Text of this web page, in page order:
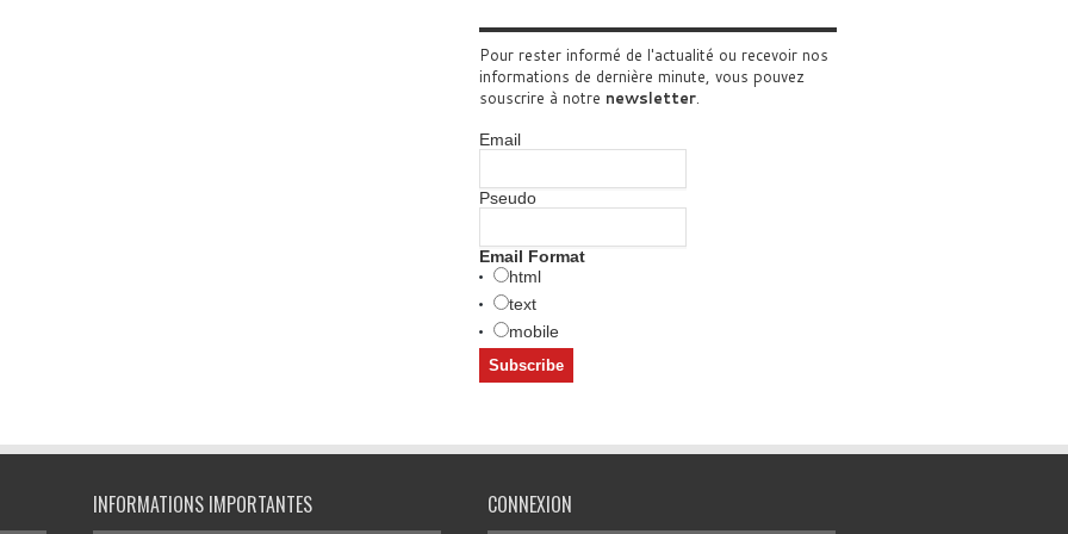
Pour rester informé de l'actualité ou recevoir nos
informations de dernière minute, vous pouvez
souscrire à notre newsletter.
Email
Pseudo
Email Format
html
text
mobile
INFORMATIONS IMPORTANTES CONNEXION